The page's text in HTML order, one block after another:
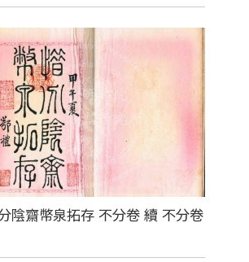
陰齋幣泉拓存 不分卷 續 不分卷